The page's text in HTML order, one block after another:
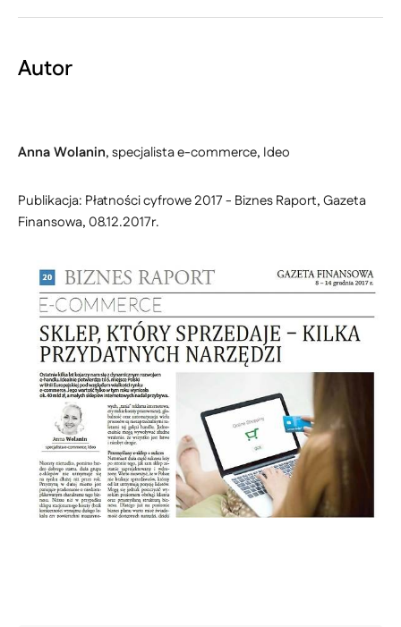
Autor
Anna Wolanin, specjalista e-commerce, Ideo
Publikacja: Płatności cyfrowe 2017 - Biznes Raport, Gazeta
Finansowa, 08.12.2017r.